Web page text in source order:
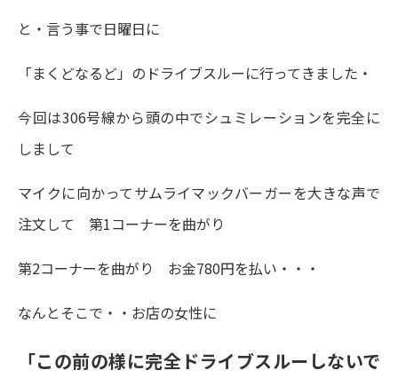
と・言う事で日曜日に
「まくどなるど」のドライブスルーに行ってきました・
今回は306号線から頭の中でシュミレーションを完全に
しまして
マイクに向かってサムライマックバーガーを大きな声で
注文して 第1コーナーを曲がり
第2コーナーを曲がり お金780円を払い・・・
なんとそこで・・お店の女性に
「この前の様に完全ドライブスルーしないで